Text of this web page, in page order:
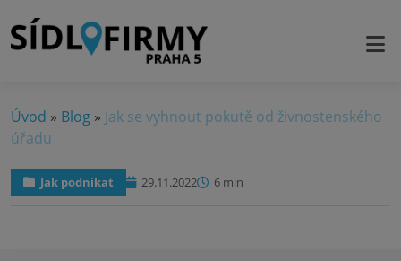
Úvod » Blog » Jak se vyhnout pokutě od živnostenského
úřadu
Jak podnikat 29.11.2022 6 min